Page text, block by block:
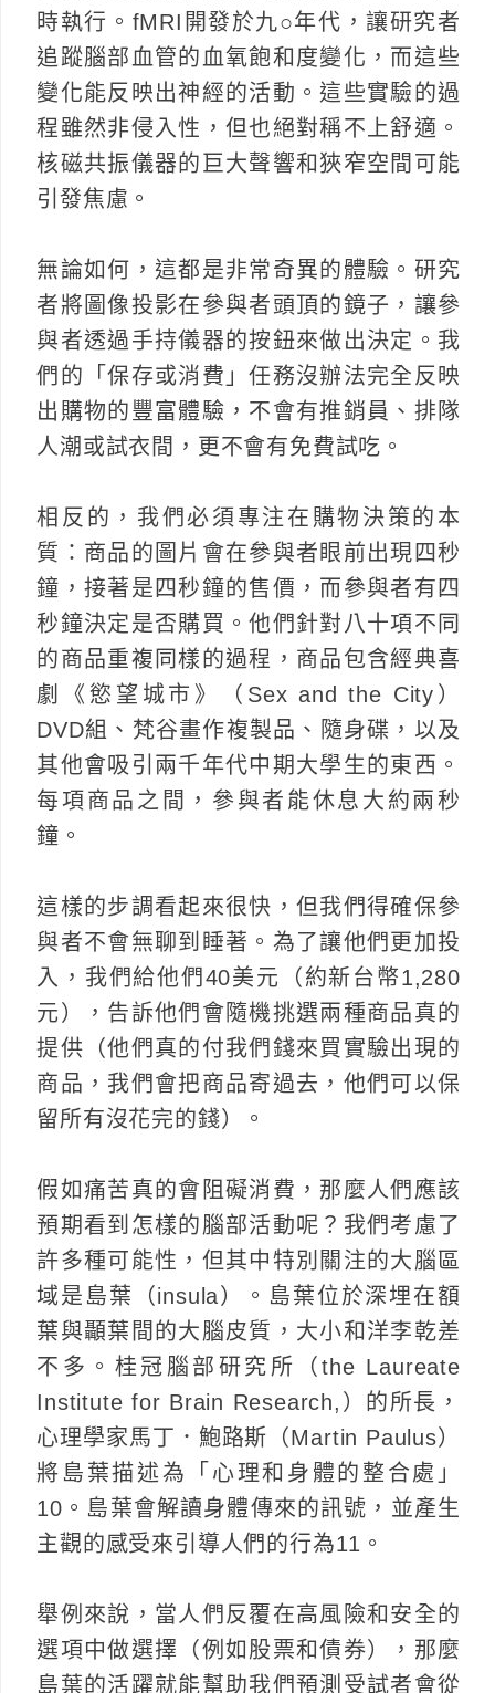
時執行。fMRI開發於九○年代，讓研究者
追蹤腦部血管的血氧飽和度變化，而這些
變化能反映出神經的活動。這些實驗的過
程雖然非侵入性，但也絕對稱不上舒適。
核磁共振儀器的巨大聲響和狹窄空間可能
引發焦慮。
無論如何，這都是非常奇異的體驗。研究
者將圖像投影在參與者頭頂的鏡子，讓參
與者透過手持儀器的按鈕來做出決定。我
們的「保存或消費」任務沒辦法完全反映
出購物的豐富體驗，不會有推銷員、排隊
人潮或試衣間，更不會有免費試吃。
相反的，我們必須專注在購物決策的本
質：商品的圖片會在參與者眼前出現四秒
鐘，接著是四秒鐘的售價，而參與者有四
秒鐘決定是否購買。他們針對八十項不同
的商品重複同樣的過程，商品包含經典喜
劇《慾望城市》（Sex and the City）
DVD組、梵谷畫作複製品、隨身碟，以及
其他會吸引兩千年代中期大學生的東西。
每項商品之間，參與者能休息大約兩秒
鐘。
這樣的步調看起來很快，但我們得確保參
與者不會無聊到睡著。為了讓他們更加投
入，我們給他們40美元（約新台幣1,280
元），告訴他們會隨機挑選兩種商品真的
提供（他們真的付我們錢來買實驗出現的
商品，我們會把商品寄過去，他們可以保
留所有沒花完的錢）。
假如痛苦真的會阻礙消費，那麼人們應該
預期看到怎樣的腦部活動呢？我們考慮了
許多種可能性，但其中特別關注的大腦區
域是島葉（insula）。島葉位於深埋在額
葉與顳葉間的大腦皮質，大小和洋李乾差
不多。桂冠腦部研究所（the Laureate
Institute for Brain Research,）的所長，
心理學家馬丁．鮑路斯（Martin Paulus）
將島葉描述為「心理和身體的整合處」
10。島葉會解讀身體傳來的訊號，並產生
主觀的感受來引導人們的行為11。
舉例來說，當人們反覆在高風險和安全的
選項中做選擇（例如股票和債券），那麼
島葉的活躍就能幫助我們預測受試者會從